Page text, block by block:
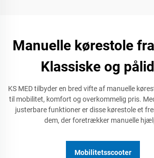
Manuelle kørestole
Klassiske og
KS MED tilbyder en bred vifte af manuelle
til mobilitet, komfort og overkommelig pris.
justerbare funktioner er disse kørestole et
dem, der foretrækker manuelle
Mobilitetsscooter